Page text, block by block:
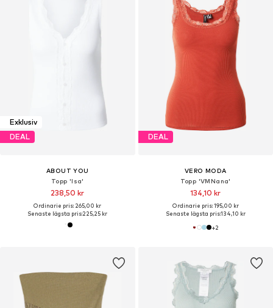
Exklusiv
DEAL
ABOUT YOU
Topp 'Isa'
238,50 kr
Ordinarie pris: 265,00 kr
Senaste lägsta pris:225,25 kr
DEAL
VERO MODA
Topp 'VMNana'
134,10 kr
Ordinarie pris: 195,00 kr
Senaste lägsta pris:134,10 kr
+2